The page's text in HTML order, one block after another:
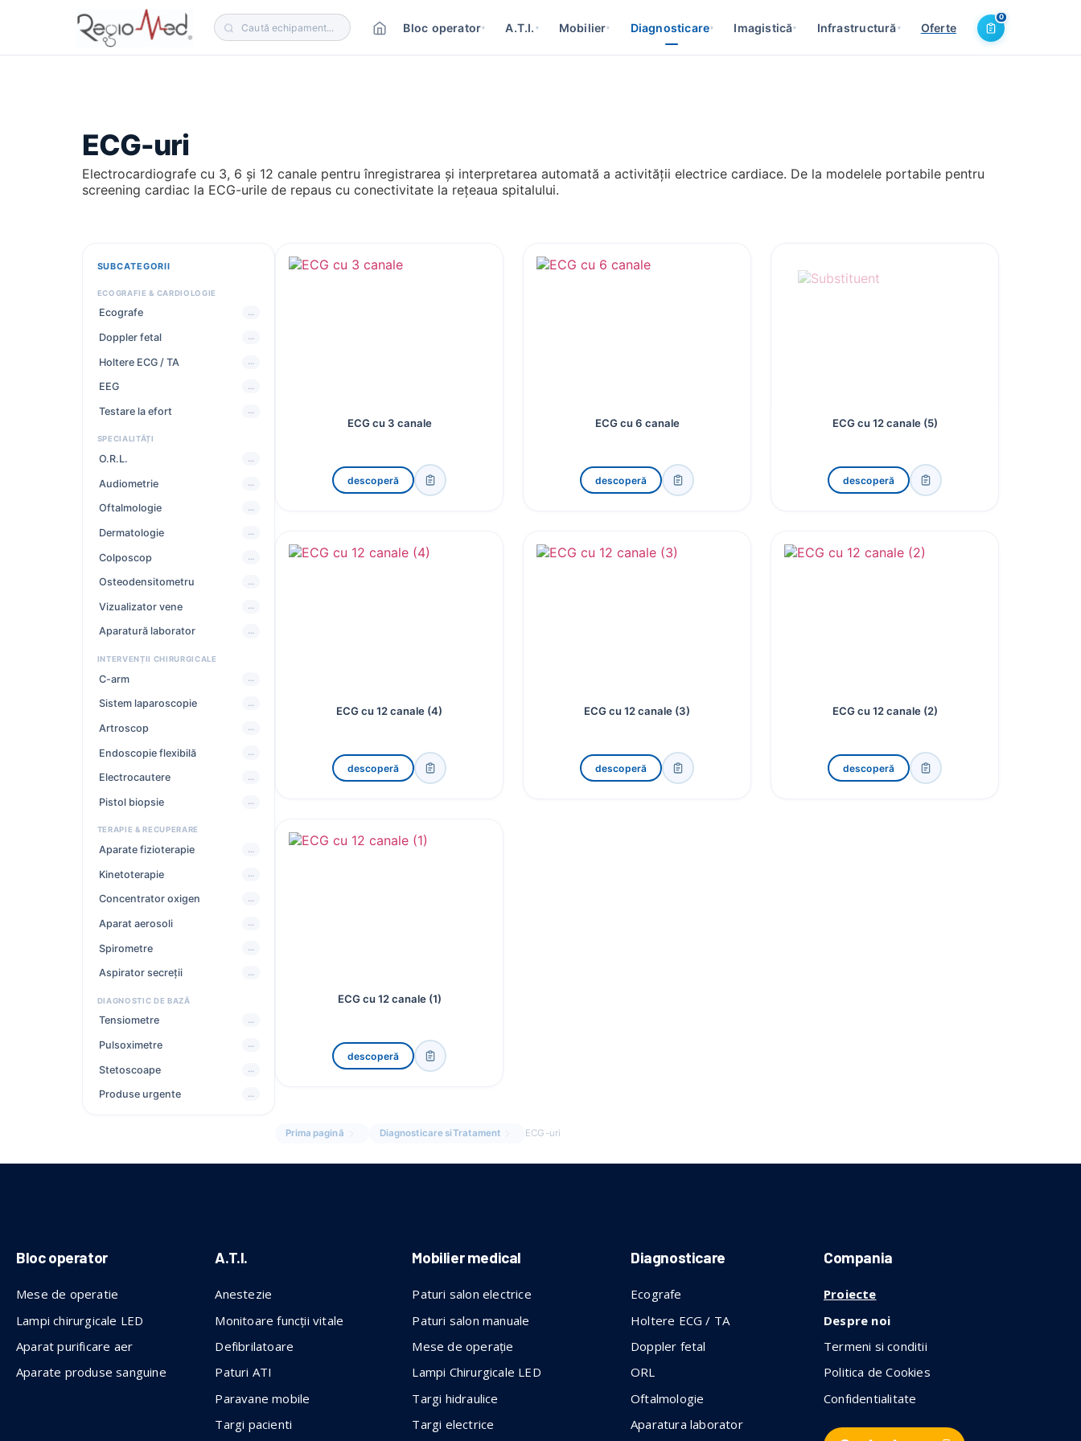
Bloc operator▾ A.T.I. ▾ Mobilier▾ Diagnosticare▾ Imagistică▾ Infrastructură ▾ Oferte
0
CERERE MARE ACUM
Paturi medicale Paturi ATI Tărgi transport
PRODUSE RECOMANDATE
ECG-uri
Electrocardiografe cu 3, 6 și 12 canale pentru înregistrarea și interpretarea automată a activității electrice cardiace. De la modelele portabile pentru
screening cardiac la ECG-urile de repaus cu conectivitate la rețeaua spitalului.
SUBCATEGORII
ECOGRAFIE & CARDIOLOGIE
Ecografe …
Doppler fetal …
Holtere ECG / TA …
EEG …
Testare la efort …
SPECIALITĂȚI
O.R.L. …
Audiometrie …
Oftalmologie …
Dermatologie …
Colposcop …
Osteodensitometru …
Vizualizator vene …
Aparatură laborator …
INTERVENȚII CHIRURGICALE
C-arm …
Sistem laparoscopie …
Artroscop …
Endoscopie flexibilă …
Electrocautere …
Pistol biopsie …
TERAPIE & RECUPERARE
Aparate fizioterapie …
Kinetoterapie …
Concentrator oxigen …
Aparat aerosoli …
Spirometre …
Aspirator secreții …
DIAGNOSTIC DE BAZĂ
Tensiometre …
Pulsoximetre …
Stetoscoape …
Produse urgente …
ECG cu 3 canale
descoperă
ECG cu 6 canale
descoperă
ECG cu 12 canale (5)
descoperă
ECG cu 12 canale (4)
descoperă
ECG cu 12 canale (3)
descoperă
ECG cu 12 canale (2)
descoperă
ECG cu 12 canale (1)
descoperă
Prima pagină Diagnosticare si Tratament ECG-uri
Bloc operator
Mese de operatie
Lampi chirurgicale LED
Aparat purificare aer
Aparate produse sanguine
A.T.I.
Anestezie
Monitoare funcții vitale
Defibrilatoare
Paturi ATI
Paravane mobile
Targi pacienti
Mobilier medical
Paturi salon electrice
Paturi salon manuale
Mese de operație
Lampi Chirurgicale LED
Targi hidraulice
Targi electrice
Diagnosticare
Ecografe
Holtere ECG / TA
Doppler fetal
ORL
Oftalmologie
Aparatura laborator
Compania
Proiecte
Despre noi
Termeni si conditii
Politica de Cookies
Confidentialitate